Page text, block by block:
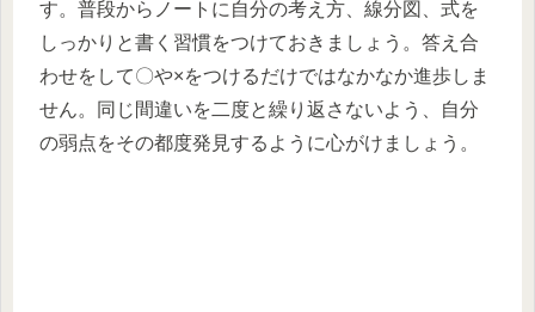
す。普段からノートに自分の考え方、線分図、式を
しっかりと書く習慣をつけておきましょう。答え合
わせをして〇や×をつけるだけではなかなか進歩しま
せん。同じ間違いを二度と繰り返さないよう、自分
の弱点をその都度発見するように心がけましょう。